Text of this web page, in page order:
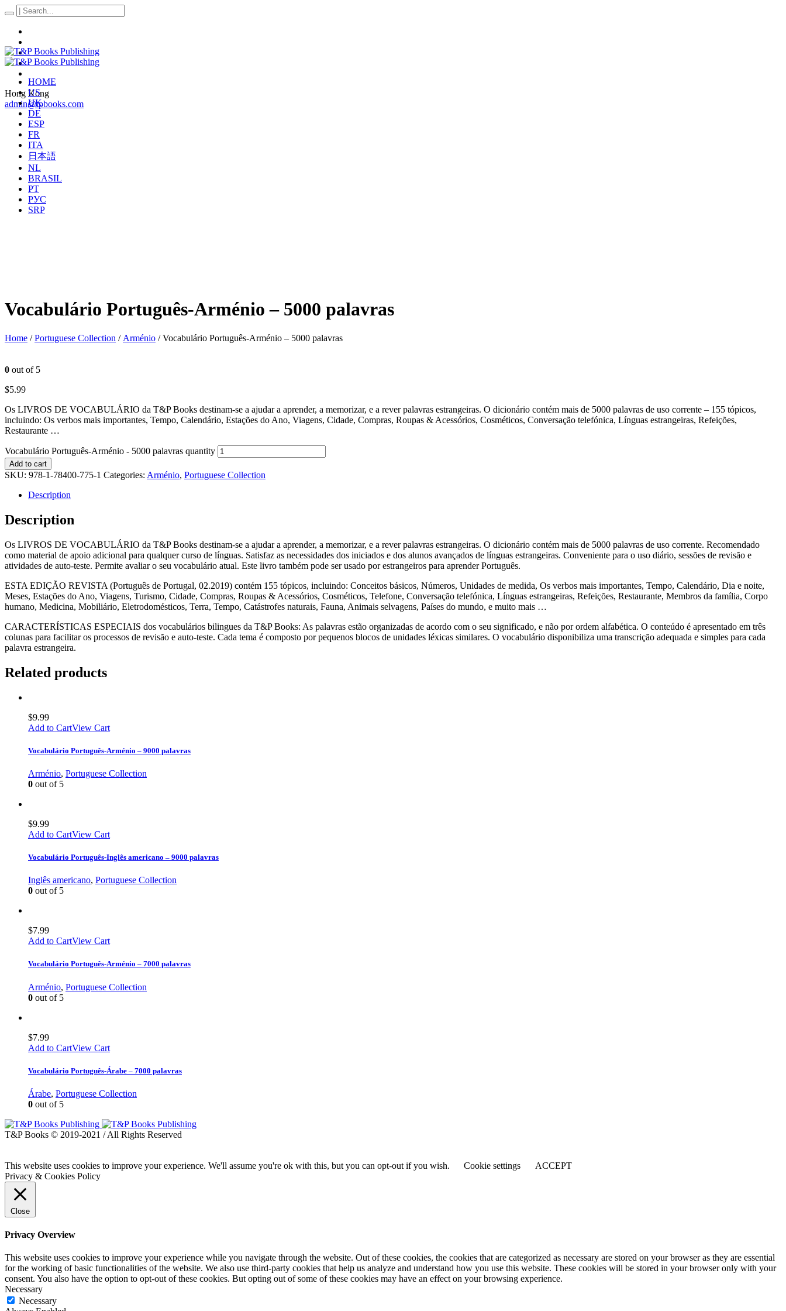
Hong Kong
admin@tpbooks.com
HOME
US
UK
DE
ESP
FR
ITA
日本語
NL
BRASIL
PT
РУС
SRP
Vocabulário Português-Arménio – 5000 palavras
Home /Portuguese Collection / Arménio / Vocabulário Português-Arménio – 5000 palavras
0 out of 5
$5.99
Os LIVROS DE VOCABULÁRIO da T&P Books destinam-se a ajudar a aprender, a memorizar, e a rever palavras estrangeiras. O dicionário contém mais de 5000 palavras de uso corrente – 155 tópicos,
incluindo: Os verbos mais importantes, Tempo, Calendário, Estações do Ano, Viagens, Cidade, Compras, Roupas & Acessórios, Cosméticos, Conversação telefónica, Línguas estrangeiras, Refeições,
Restaurante …
Vocabulário Português-Arménio - 5000 palavras quantity
Add to cart
SKU: 978-1-78400-775-1 Categories: Arménio, Portuguese Collection
Description
Description
Os LIVROS DE VOCABULÁRIO da T&P Books destinam-se a ajudar a aprender, a memorizar, e a rever palavras estrangeiras. O dicionário contém mais de 5000 palavras de uso corrente. Recomendado
como material de apoio adicional para qualquer curso de línguas. Satisfaz as necessidades dos iniciados e dos alunos avançados de línguas estrangeiras. Conveniente para o uso diário, sessões de revisão e
atividades de auto-teste. Permite avaliar o seu vocabulário atual. Este livro também pode ser usado por estrangeiros para aprender Português.
ESTA EDIÇÃO REVISTA (Português de Portugal, 02.2019) contém 155 tópicos, incluindo: Conceitos básicos, Números, Unidades de medida, Os verbos mais importantes, Tempo, Calendário, Dia e noite,
Meses, Estações do Ano, Viagens, Turismo, Cidade, Compras, Roupas & Acessórios, Cosméticos, Telefone, Conversação telefónica, Línguas estrangeiras, Refeições, Restaurante, Membros da família, Corpo
humano, Medicina, Mobiliário, Eletrodomésticos, Terra, Tempo, Catástrofes naturais, Fauna, Animais selvagens, Países do mundo, e muito mais …
CARACTERÍSTICAS ESPECIAIS dos vocabulários bilingues da T&P Books: As palavras estão organizadas de acordo com o seu significado, e não por ordem alfabética. O conteúdo é apresentado em três
colunas para facilitar os processos de revisão e auto-teste. Cada tema é composto por pequenos blocos de unidades léxicas similares. O vocabulário disponibiliza uma transcrição adequada e simples para cada
palavra estrangeira.
Related products
$9.99
Add to CartView Cart
Vocabulário Português-Arménio – 9000 palavras
Arménio, Portuguese Collection
0 out of 5
$9.99
Add to CartView Cart
Vocabulário Português-Inglês americano – 9000 palavras
Inglês americano, Portuguese Collection
0 out of 5
$7.99
Add to CartView Cart
Vocabulário Português-Arménio – 7000 palavras
Arménio, Portuguese Collection
0 out of 5
$7.99
Add to CartView Cart
Vocabulário Português-Árabe – 7000 palavras
Árabe, Portuguese Collection
0 out of 5
T&P Books © 2019-2021 / All Rights Reserved
This website uses cookies to improve your experience. We'll assume you're ok with this, but you can opt-out if you wish. Cookie settings
ACCEPT
Privacy & Cookies Policy
Close
Privacy Overview
This website uses cookies to improve your experience while you navigate through the website. Out of these cookies, the cookies that are categorized as necessary are stored on your browser as they are essential
for the working of basic functionalities of the website. We also use third-party cookies that help us analyze and understand how you use this website. These cookies will be stored in your browser only with your
consent. You also have the option to opt-out of these cookies. But opting out of some of these cookies may have an effect on your browsing experience.
Necessary
Necessary